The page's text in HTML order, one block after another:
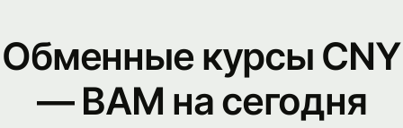
Обменные курсы CNY
— BAM на сегодня